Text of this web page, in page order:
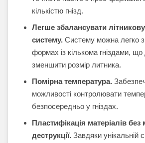
кількістю гнізд.
Легше збалансувати літникову
систему. Систему можна легко
формах із кількома гніздами,
зменшити розмір литника.
Помірна температура.
можливості контролювати
безпосередньо у гніздах.
Пластифікація матеріалів без
деструкції. Завдяки унікальній